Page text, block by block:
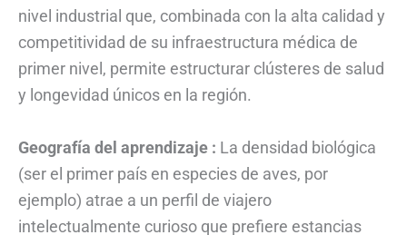
nivel industrial que, combinada con la alta calidad y
competitividad de su infraestructura médica de
primer nivel, permite estructurar clústeres de salud
y longevidad únicos en la región.
Geografía del aprendizaje : La densidad biológica
(ser el primer país en especies de aves, por
ejemplo) atrae a un perfil de viajero
intelectualmente curioso que prefiere estancias